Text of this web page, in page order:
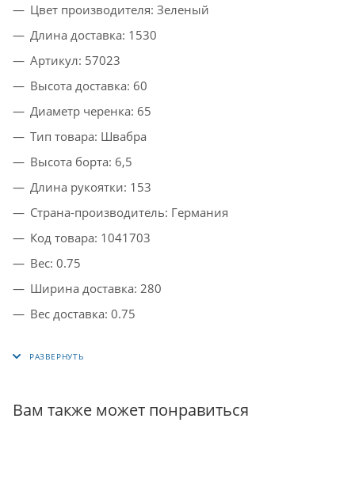
Цвет производителя: Зеленый
Длина доставка: 1530
Артикул: 57023
Высота доставка: 60
Диаметр черенка: 65
Тип товара: Швабра
Высота борта: 6,5
Длина рукоятки: 153
Страна-производитель: Германия
Код товара: 1041703
Вес: 0.75
Ширина доставка: 280
Вес доставка: 0.75
Вам также может понравиться